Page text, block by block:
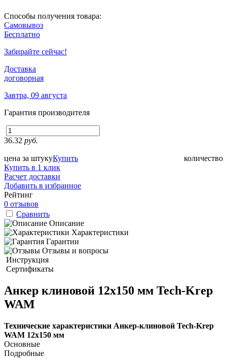
Способы получения товара:
Самовывоз
Бесплатно
Забирайте сейчас!
Доставка
договорная
Завтра, 09 августа
Гарантия производителя
36.32 руб.
цена за штуку количество
Купить
Купить в 1 клик
Расчет доставки
Добавить в избранное
Рейтинг
0 отзывов
Сравнить
Описание
Характеристики
Гарантии
Отзывы и вопросы
Инструкция
Сертификаты
Анкер клиновой 12х150 мм Tech-Krep
WAM
Технические характеристики Анкер-клиновой Tech-Krep
WAM 12х150 мм
Основные
Подробные